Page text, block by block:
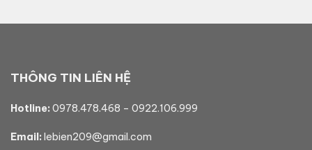
THÔNG TIN LIÊN HỆ
Hotline: 0978.478.468 – 0922.106.999
Email: lebien209@gmail.com